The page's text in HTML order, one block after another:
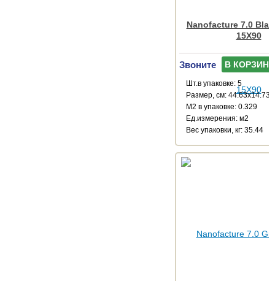
Nanofacture 7.0
15X90
Звоните В КОРЗИНУ
Шт.в упаковке: 5
Размер, см: 44.63x14.73
М2 в упаковке: 0.329
Ед.измерения: м2
Веc упаковки, кг: 35.44